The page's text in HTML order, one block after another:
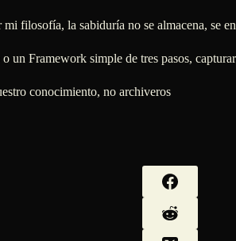
filosofía, la sabiduría no se almacena, se
un Framework simple de tres pasos,
conocimiento, no archiveros